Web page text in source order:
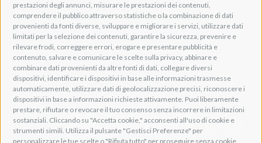
prestazioni degli annunci, misurare le prestazioni dei contenuti,
comprendere il pubblico attraverso statistiche o la combinazione di dati
provenienti da fonti diverse, sviluppare e migliorare i servizi, utilizzare dati
limitati per la selezione dei contenuti, garantire la sicurezza, prevenire e
rilevare frodi, correggere errori, erogare e presentare pubblicità e
contenuto, salvare e comunicare le scelte sulla privacy, abbinare e
combinare dati provenienti da altre fonti di dati, collegare diversi
dispositivi, identificare i dispositivi in base alle informazioni trasmesse
automaticamente, utilizzare dati di geolocalizzazione precisi, riconoscere i
dispositivi in base a informazioni richieste attivamente. Puoi liberamente
prestare, rifiutare o revocare il tuo consenso senza incorrere in limitazioni
sostanziali. Cliccando su "Accetta cookie," acconsenti all'uso di cookie e
strumenti simili. Utilizza il pulsante "Gestisci Preferenze" per
personalizzare le tue scelte o "Rifiuta tutto" per proseguire senza cookie
info@adeogroup.it
Adeo ProAV
Adeo HomeAV
Adeo Screen
Screen Research
Adeum Cinema Suite